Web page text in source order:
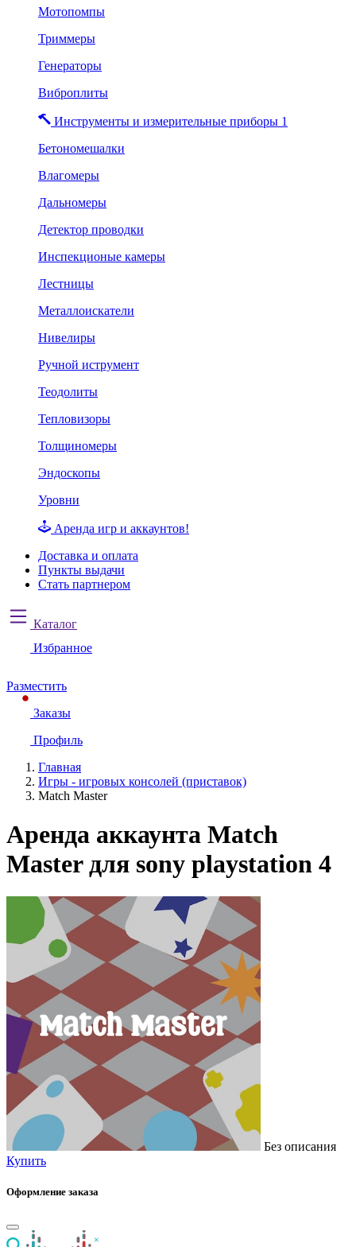
Мотопомпы
Триммеры
Генераторы
Виброплиты
Инструменты и измерительные приборы 1
Бетономешалки
Влагомеры
Дальномеры
Детектор проводки
Инспекционые камеры
Лестницы
Металлоискатели
Нивелиры
Ручной иструмент
Теодолиты
Тепловизоры
Толщиномеры
Эндоскопы
Уровни
Аренда игр и аккаунтов!
Доставка и оплата
Пункты выдачи
Стать партнером
Каталог
Избранное
Разместить
Заказы
Профиль
Главная
Игры - игровых консолей (приставок)
Match Master
Аренда аккаунта Match
Master для sony playstation 4
Без описания
Купить
Оформление заказа